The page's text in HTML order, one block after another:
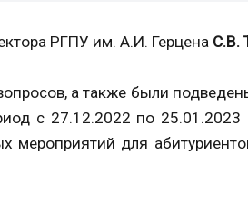
РГПУ им. А.И. Герцена С.В.
а также были
с 27.12.2022 по 25.01.2023
мероприятий для